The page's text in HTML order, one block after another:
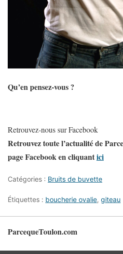
Qu’en pensez-vous ?
Retrouvez-nous sur Facebook
Retrouvez toute l’actualité de
page Facebook en cliquantici
Catégories : Bruits de buvette
Étiquettes : boucherie ovalie, giteau
ParcequeToulon.com